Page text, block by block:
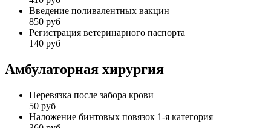
Введение поливалентных вакцин
850 руб
Регистрация ветеринарного паспорта
140 руб
Амбулаторная хирургия
Перевязка после забора крови
50 руб
Наложение бинтовых повязок 1-я категория